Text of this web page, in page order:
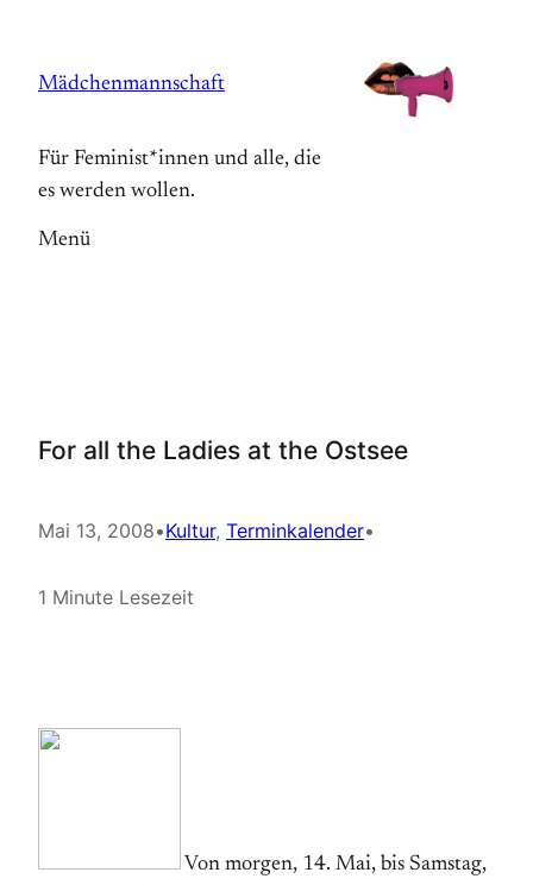
springen
Mädchenmannschaft
Für Feminist*innen und alle, die
es werden wollen.
Menü
For all the Ladies at the Ostsee
Mai 13, 2008•Kultur, Terminkalender•
1 Minute Lesezeit
Von morgen, 14. Mai, bis Samstag,